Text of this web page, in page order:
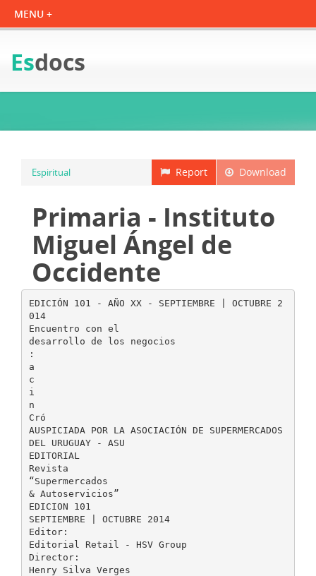
Esdocs
Download
Report
Espiritual
Primaria - Instituto
Miguel Ángel de
Occidente
EDICIÓN 101 - AÑO XX - SEPTIEMBRE | OCTUBRE 2
014
Encuentro con el
desarrollo de los negocios
:
a
c
i
n
Cró
AUSPICIADA POR LA ASOCIACIÓN DE SUPERMERCADOS
DEL URUGUAY - ASU
EDITORIAL
Revista
“Supermercados
& Autoservicios”
EDICION 101
SEPTIEMBRE | OCTUBRE 2014
Editor:
Editorial Retail - HSV Group
Director:
Henry Silva Verges